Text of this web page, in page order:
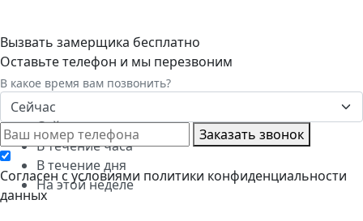
Вызвать замерщика бесплатно
Оставьте телефон и мы перезвоним
В какое время вам позвонить?
Сейчас
Сейчас
В течение часа
В течение дня
На этой неделе
Заказать звонок
Cогласен с условиями политики конфиденциальности
данных